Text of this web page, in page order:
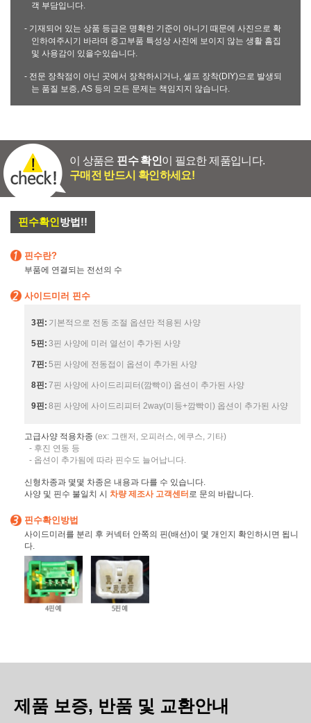
객 부담입니다.
- 기재되어 있는 상품 등급은 명확한 기준이 아니기 때문에 사진으로 확
인하여주시기 바라며 중고부품 특성상 사진에 보이지 않는 생활 흠집
및 사용감이 있을수있습니다.
- 전문 장착점이 아닌 곳에서 장착하시거나, 셀프 장착(DIY)으로 발생되
는 품질 보증, AS 등의 모든 문제는 책임지지 않습니다.
이 상품은 핀수 확인이 필요한 제품입니다.
구매전 반드시 확인하세요!
핀수확인방법!!
핀수란?
부품에 연결되는 전선의 수
사이드미러 핀수
3핀: 기본적으로 전동 조절 옵션만 적용된 사양
5핀: 3핀 사양에 미러 열선이 추가된 사양
7핀: 5핀 사양에 전동접이 옵션이 추가된 사양
8핀: 7핀 사양에 사이드리피터(깜빡이) 옵션이 추가된 사양
9핀: 8핀 사양에 사이드리피터 2way(미등+깜빡이) 옵션이 추가된 사양
고급사양 적용차종 (ex: 그랜저, 오피러스, 에쿠스, 기타)
- 후진 연동 등
- 옵션이 추가됨에 따라 핀수도 늘어납니다.
신형차종과 몇몇 차종은 내용과 다를 수 있습니다.
사양 및 핀수 불일치 시 차량 제조사 고객센터 로 문의 바랍니다.
핀수확인방법
사이드미러를 분리 후 커넥터 안쪽의 핀(배선)이 몇 개인지 확인하시면 됩니
다.
제품 보증, 반품 및 교환안내